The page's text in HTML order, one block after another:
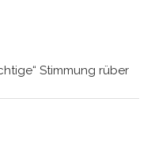
Stimmung rüber